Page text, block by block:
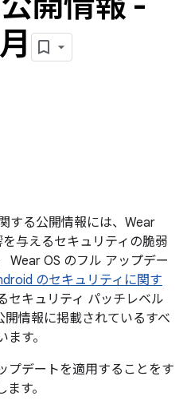
する公開情報には、Wear
与えるセキュリティの脆弱
Wear OS のフル アップデー
のセキュリティに関す
セキュリティ パッチレベル
情報に掲載されているすべ
す。
プデートを適用することをす
す。